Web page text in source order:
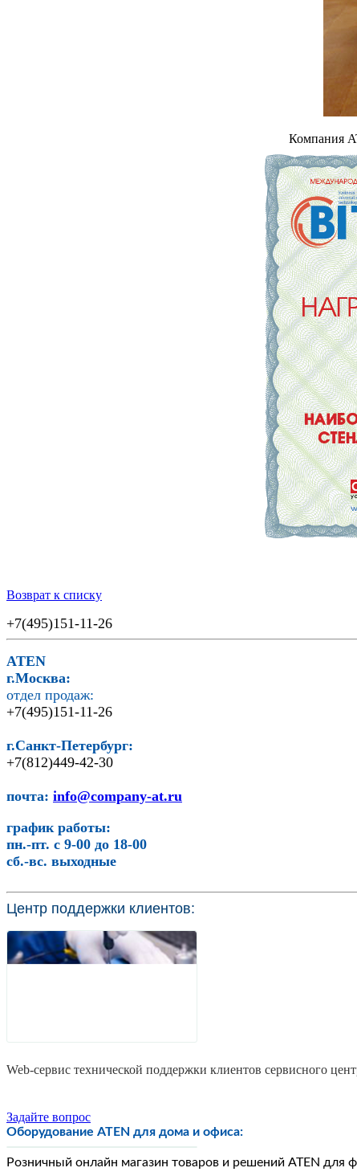
Компания
Возврат к списку
+7(495)151-11-26
ATEN
г.Москва:
отдел продаж:
+7(495)151-11-26
г.Санкт-Петербург:
+7(812)449-42-30
почта: info@company-at.ru
график работы:
пн.-пт. с 9-00 до 18-00
сб.-вс. выходные
Центр поддержки клиентов:
Web-сервис технической поддержки клиентов сервисного
Задайте вопрос
Оборудование ATEN для дома и офиса:
Розничный онлайн магазин товаров и решений ATEN для